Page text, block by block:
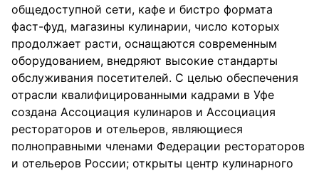
общедоступной сети, кафе и бистро формата
фаст-фуд, магазины кулинарии, число которых
продолжает расти, оснащаются современным
оборудованием, внедряют высокие стандарты
обслуживания посетителей. С целью обеспечения
отрасли квалифицированными кадрами в Уфе
создана Ассоциация кулинаров и Ассоциация
рестораторов и отельеров, являющиеся
полноправными членами Федерации рестораторов
и отельеров России; открыты центр кулинарного